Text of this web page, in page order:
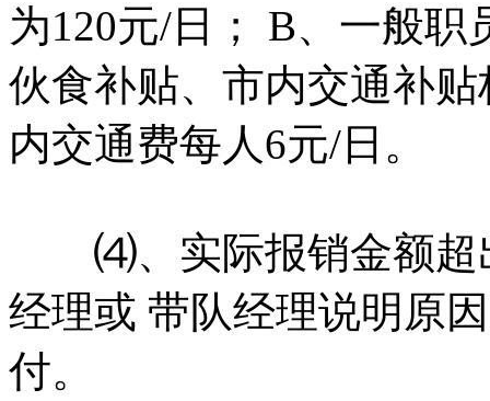
为120元/日； B、一般
伙食补贴、市内交通补
内交通费每人6元/日。
⑷、实际报销金额超
经理或 带队经理说明原
付。